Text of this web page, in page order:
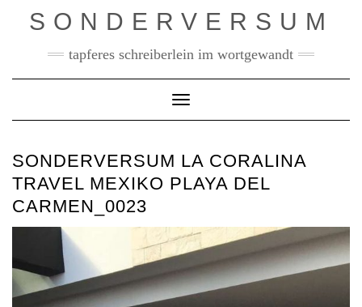
SONDERVERSUM
tapferes schreiberlein im wortgewandt
Toggle Navigation
SONDERVERSUM LA CORALINA
TRAVEL MEXIKO PLAYA DEL
CARMEN_0023